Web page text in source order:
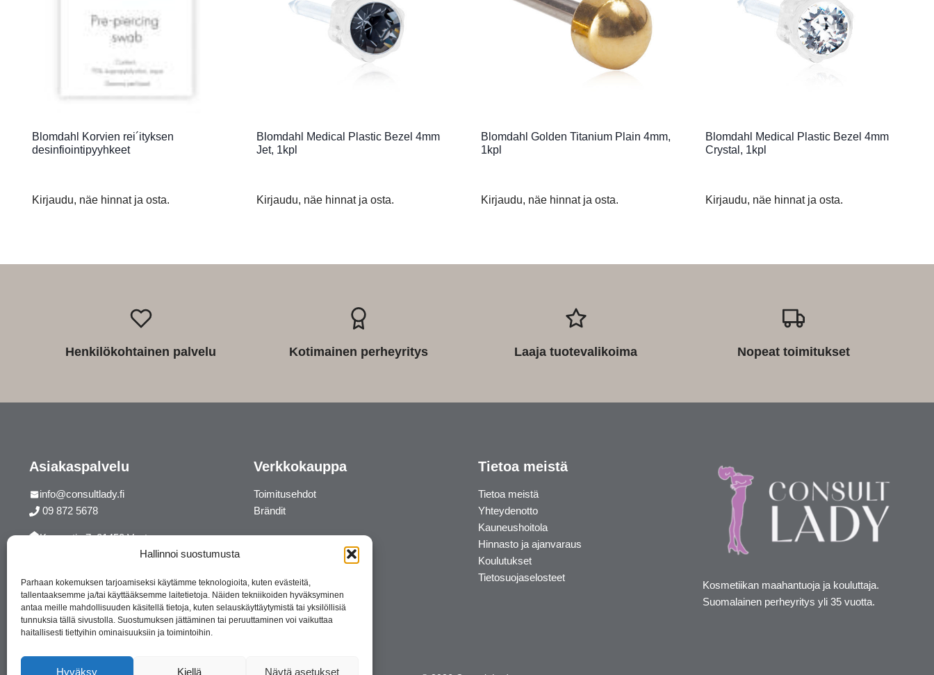
Hallinnoi suostumusta
Parhaan kokemuksen tarjoamiseksi käytämme teknologioita, kuten evästeitä,
tallentaaksemme ja/tai käyttääksemme laitetietoja. Näiden tekniikoiden hyväksyminen
antaa meille mahdollisuuden käsitellä tietoja, kuten selauskäyttäytymistä tai yksilöllisiä
tunnuksia tällä sivustolla. Suostumuksen jättäminen tai peruuttaminen voi vaikuttaa
haitallisesti tiettyihin ominaisuuksiin ja toimintoihin.
Hyväksy Kiellä Näytä asetukset
Blomdahl Korvien rei´ityksen
desinfiointipyyhkeet
Kirjaudu, näe hinnat ja osta.
Blomdahl Medical Plastic Bezel 4mm
Jet, 1kpl
Kirjaudu, näe hinnat ja osta.
Blomdahl Golden Titanium Plain 4mm,
1kpl
Kirjaudu, näe hinnat ja osta.
Blomdahl Medical Plastic Bezel 4mm
Crystal, 1kpl
Kirjaudu, näe hinnat ja osta.
Henkilökohtainen palvelu Kotimainen perheyritys Laaja tuotevalikoima Nopeat toimitukset
Asiakaspalvelu
info@consultlady.fi
09 872 5678
Korsontie 7, 01450 Vantaa
Verkkokauppa
Toimitusehdot
Brändit
Tietoa meistä
Tietoa meistä
Yhteydenotto
Kauneushoitola
Hinnasto ja ajanvaraus
Koulutukset
Tietosuojaselosteet
Kosmetiikan maahantuoja ja kouluttaja.
Suomalainen perheyritys yli 35 vuotta.